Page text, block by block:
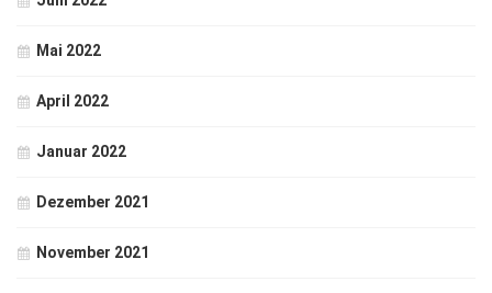
Mai 2022
April 2022
Januar 2022
Dezember 2021
November 2021